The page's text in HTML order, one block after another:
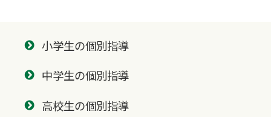
小学生の個別指導
中学生の個別指導
高校生の個別指導